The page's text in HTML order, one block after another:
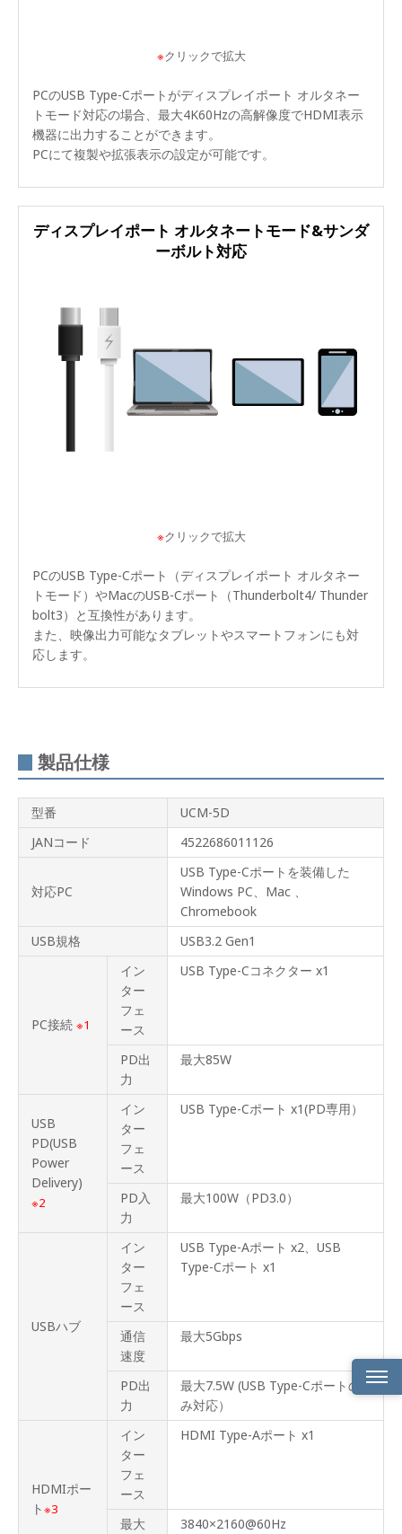
※クリックで拡大
PCのUSB Type-Cポートがディスプレイポート オルタネー
トモード対応の場合、最大4K60Hzの高解像度でHDMI表示
機器に出力することができます。
PCにて複製や拡張表示の設定が可能です。
ディスプレイポート オルタネートモード&サンダ
ーボルト対応
※クリックで拡大
PCのUSB Type-Cポート（ディスプレイポート オルタネー
トモード）やMacのUSB-Cポート（Thunderbolt4/ Thunder
bolt3）と互換性があります。
また、映像出力可能なタブレットやスマートフォンにも対
応します。
製品仕様
型番
UCM-5D
JANコード
4522686011126
対応PC
USB Type-Cポートを装備した
Windows PC、Mac 、
Chromebook
USB規格
USB3.2 Gen1
PC接続 ※1
イン
ター
フェ
ース
USB Type-Cコネクター x1
PD出
力
最大85W
USB
PD(USB
Power
Delivery)
※2
イン
ター
フェ
ース
USB Type-Cポート x1(PD専用）
PD入
力
最大100W（PD3.0）
USBハブ
イン
ター
フェ
ース
USB Type-Aポート x2、USB
Type-Cポート x1
通信
速度
最大5Gbps
PD出
力
最大7.5W (USB Type-Cポートの
み対応）
HDMIポー
ト※3
イン
ター
フェ
ース
HDMI Type-Aポート x1
最大
3840×2160@60Hz